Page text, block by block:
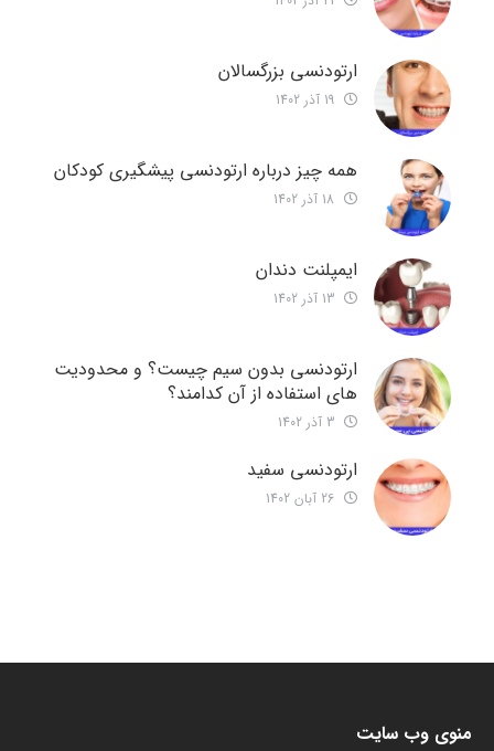
ارتودنسی بزرگسالان
همه چیز درباره ارتودنسی پیشگیری کودکان
ایمپلنت دندان
ارتودنسی بدون سیم چیست؟ و محدودیت
های استفاده از آن کدامند؟
ارتودنسی سفید
منوی وب سایت